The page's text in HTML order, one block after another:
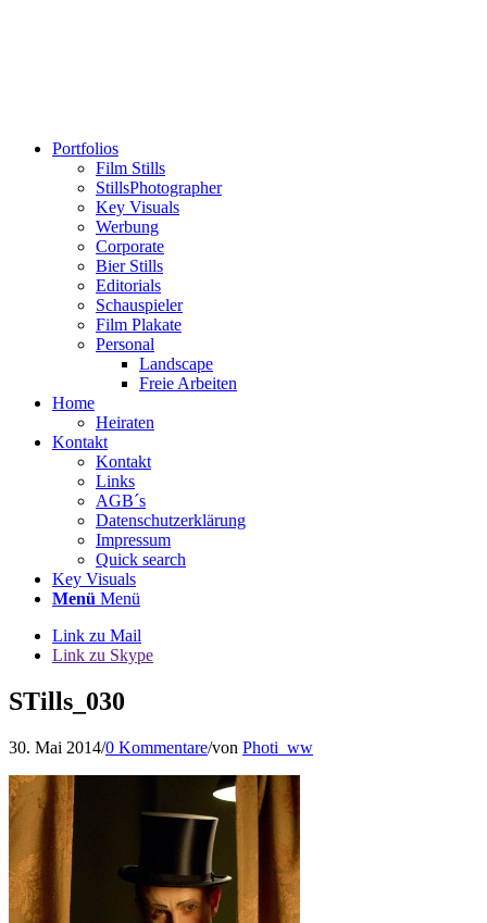
Portfolios
Film Stills
StillsPhotographer
Key Visuals
Werbung
Corporate
Bier Stills
Editorials
Schauspieler
Film Plakate
Personal
Landscape
Freie Arbeiten
Home
Heiraten
Kontakt
Kontakt
Links
AGB´s
Datenschutzerklärung
Impressum
Quick search
Key Visuals
Menü Menü
Link zu Mail
Link zu Skype
STills_030
30. Mai 2014/0 Kommentare/von Photi_ww